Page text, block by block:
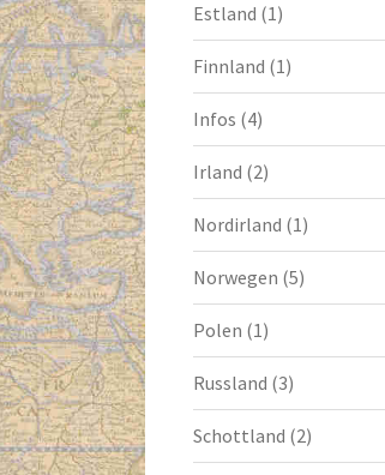
Estland (1)
Finnland (1)
Infos (4)
Irland (2)
Nordirland (1)
Norwegen (5)
Polen (1)
Russland (3)
Schottland (2)